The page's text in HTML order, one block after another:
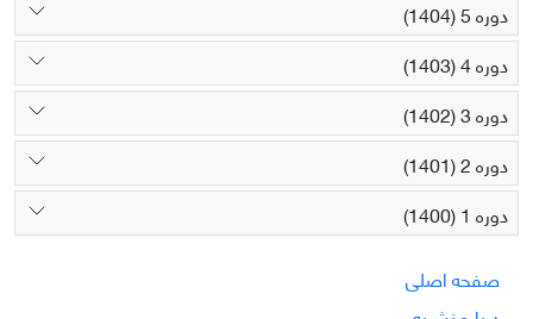
دوره 5 (1404)
دوره 4 (1403)
دوره 3 (1402)
دوره 2 (1401)
دوره 1 (1400)
صفحه اصلی